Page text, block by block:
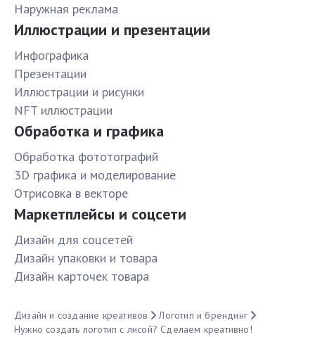
Наружная реклама
Иллюстрации и презентации
Инфографика
Презентации
Иллюстрации и рисунки
NFT иллюстрации
Обработка и графика
Обработка фототографий
3D графика и моделирование
Отрисовка в векторе
Маркетплейсы и соцсети
Дизайн для соцсетей
Дизайн упаковки и товара
Дизайн карточек товара
Дизайн и создание креативов
Логотип и брендинг
Нужно создать логотип с лисой? Сделаем креативно!